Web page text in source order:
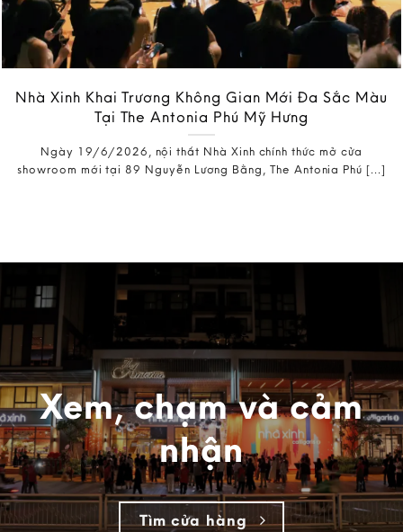
Nhà Xinh Khai Trương Không Gian Mới Đa Sắc Màu
Tại The Antonia Phú Mỹ Hưng
Ngày 19/6/2026, nội thất Nhà Xinh chính thức mở cửa
showroom mới tại 89 Nguyễn Lương Bằng, The Antonia Phú [...]
Xem, chạm và cảm
nhận
Tìm cửa hàng